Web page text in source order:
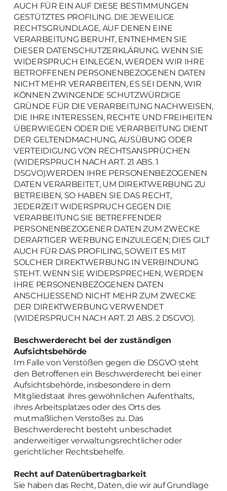
AUCH FÜR EIN AUF DIESE BESTIMMUNGEN
GESTÜTZTES PROFILING. DIE JEWEILIGE
RECHTSGRUNDLAGE, AUF DENEN EINE
VERARBEITUNG BERUHT, ENTNEHMEN SIE
DIESER DATENSCHUTZERKLÄRUNG. WENN SIE
WIDERSPRUCH EINLEGEN, WERDEN WIR IHRE
BETROFFENEN PERSONENBEZOGENEN DATEN
NICHT MEHR VERARBEITEN, ES SEI DENN, WIR
KÖNNEN ZWINGENDE SCHUTZWÜRDIGE
GRÜNDE FÜR DIE VERARBEITUNG NACHWEISEN,
DIE IHRE INTERESSEN, RECHTE UND FREIHEITEN
ÜBERWIEGEN ODER DIE VERARBEITUNG DIENT
DER GELTENDMACHUNG, AUSÜBUNG ODER
VERTEIDIGUNG VON RECHTSANSPRÜCHEN
(WIDERSPRUCH NACH ART. 21 ABS. 1
DSGVO).WERDEN IHRE PERSONENBEZOGENEN
DATEN VERARBEITET, UM DIREKTWERBUNG ZU
BETREIBEN, SO HABEN SIE DAS RECHT,
JEDERZEIT WIDERSPRUCH GEGEN DIE
VERARBEITUNG SIE BETREFFENDER
PERSONENBEZOGENER DATEN ZUM ZWECKE
DERARTIGER WERBUNG EINZULEGEN; DIES GILT
AUCH FÜR DAS PROFILING, SOWEIT ES MIT
SOLCHER DIREKTWERBUNG IN VERBINDUNG
STEHT. WENN SIE WIDERSPRECHEN, WERDEN
IHRE PERSONENBEZOGENEN DATEN
ANSCHLIESSEND NICHT MEHR ZUM ZWECKE
DER DIREKTWERBUNG VERWENDET
(WIDERSPRUCH NACH ART. 21 ABS. 2 DSGVO).
Beschwerde­recht bei der zuständigen
Aufsichts­behörde
Im Falle von Verstößen gegen die DSGVO steht
den Betroffenen ein Beschwerderecht bei einer
Aufsichtsbehörde, insbesondere in dem
Mitgliedstaat ihres gewöhnlichen Aufenthalts,
ihres Arbeitsplatzes oder des Orts des
mutmaßlichen Verstoßes zu. Das
Beschwerderecht besteht unbeschadet
anderweitiger verwaltungsrechtlicher oder
gerichtlicher Rechtsbehelfe.
Recht auf Daten­übertrag­barkeit
Sie haben das Recht, Daten, die wir auf Grundlage